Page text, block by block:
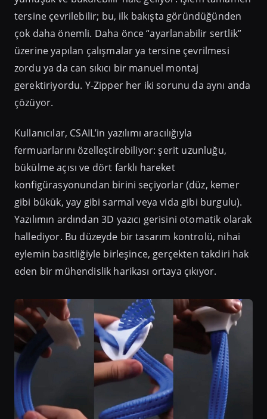
tersine çevrilebilir; bu, ilk bakışta göründüğünden
çok daha önemli. Daha önce “ayarlanabilir sertlik”
üzerine yapılan çalışmalar ya tersine çevrilmesi
zordu ya da can sıkıcı bir manuel montaj
gerektiriyordu. Y-Zipper her iki sorunu da aynı anda
çözüyor.
Kullanıcılar, CSAIL’in yazılımı aracılığıyla
fermuarlarını özelleştirebiliyor: şerit uzunluğu,
bükülme açısı ve dört farklı hareket
konfigürasyonundan birini seçiyorlar (düz, kemer
gibi bükük, yay gibi sarmal veya vida gibi burgulu).
Yazılımın ardından 3D yazıcı gerisini otomatik olarak
hallediyor. Bu düzeyde bir tasarım kontrolü, nihai
eylemin basitliğiyle birleşince, gerçekten takdiri hak
eden bir mühendislik harikası ortaya çıkıyor.